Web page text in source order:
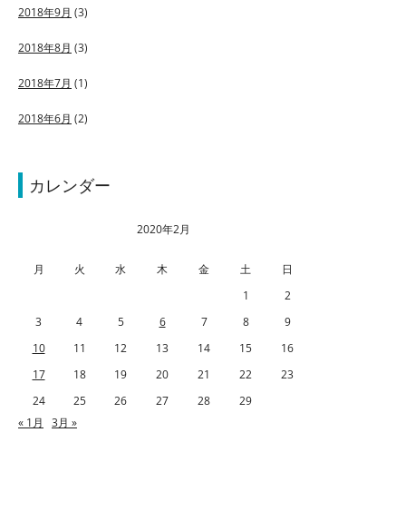
2018年9月 (3)
2018年8月 (3)
2018年7月 (1)
2018年6月 (2)
カレンダー
2020年2月
月 火 水 木 金 土
日
1
2
3
4 5 6 7 8
9
10
11 12 13 14 15
16
17
18 19 20 21 22
23
24
25 26 27 28
29
« 1月
3月 »